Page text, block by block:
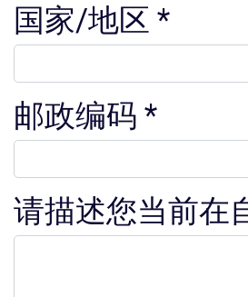
国家/地区
邮政编码
请描述您当前在